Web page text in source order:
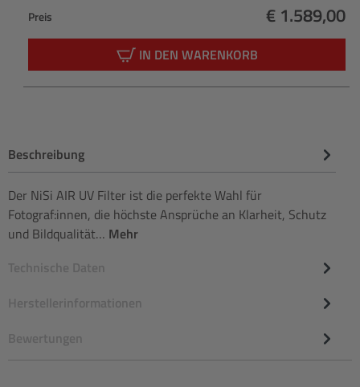
Preis
Regulärer
€ 1.589,00
IN DEN WARENKORB
Beschreibung
Der NiSi AIR UV Filter ist die perfekte Wahl für
Fotograf:innen, die höchste Ansprüche an Klarheit, Schutz
und Bildqualität… Mehr
Technische Daten
Herstellerinformationen
Bewertungen